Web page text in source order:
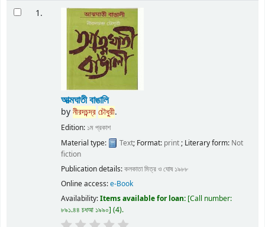
1.
আত্মঘাতী বাঙালি
byনীরদচন্দ্র চৌধুরী.
Edition: ১ম প্রকাশ
Material type:
Text; Format: print ; Literary form: Not
fiction
Publication details:কলকাতামিত্র ও ঘোষ ১৯৮৮
Online access:e-Book
Availability:Items available for loan: Call number:
৮৯১.৪৪ চধআ ১৯৯০ (4).